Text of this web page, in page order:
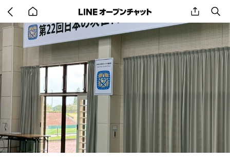
back
to
home
share